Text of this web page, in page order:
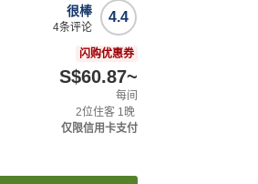
4.4
很棒
4条评论
闪购优惠券
S$60.87~
每间
2位住客 1晚
仅限信用卡支付